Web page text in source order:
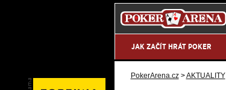
JAK ZAČÍT HRÁT POKER
PokerArena.cz >AKTUALITY